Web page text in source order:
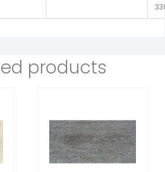
products